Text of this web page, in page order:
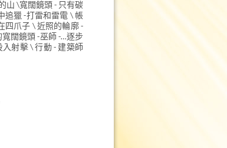
山 \寬闊鏡頭 - 只有碳
追獵 -打雷和雷電 \ 帳
四爪子 \ 近照的輪廓 -
闊鏡頭 -巫師 -…逐步
射擊 \ 行動 - 建築師